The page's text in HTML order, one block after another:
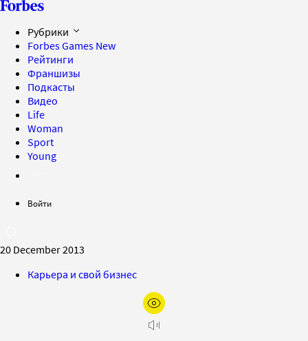
Рубрики
Forbes Games New
Рейтинги
Франшизы
Подкасты
Видео
Life
Woman
Sport
Young
Войти
20 December 2013
Карьера и свой бизнес